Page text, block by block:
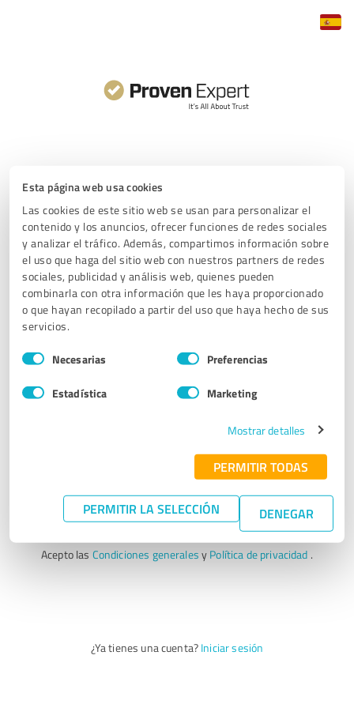
Esta página web usa cookies
Las cookies de este sitio web se usan para personalizar el
contenido y los anuncios, ofrecer funciones de redes sociales
y analizar el tráfico. Además, compartimos información sobre
el uso que haga del sitio web con nuestros partners de redes
sociales, publicidad y análisis web, quienes pueden
combinarla con otra información que les haya proporcionado
o que hayan recopilado a partir del uso que haya hecho de sus
servicios.
Selección
de
Necesarias Preferencias
Estadística Marketing
Mostrar detalles
PERMITIR TODAS
PERMITIR LA SELECCIÓN DENEGAR
Empecemos.
Prueba gratis nuestro paquete PREMIUM durante 30 días.
Transcurrido este tiempo, tu perfil pasará automáticamente
a la versión GRATUITA, sin ningún compromiso.
Correo electrónico
Ofrecemos total transparencia en cuanto a costes y condiciones
contractuales. Y, por supuesto, protegemos sus datos.
Acepto las Condiciones generales y Política de privacidad .
¿Ya tienes una cuenta? Iniciar sesión